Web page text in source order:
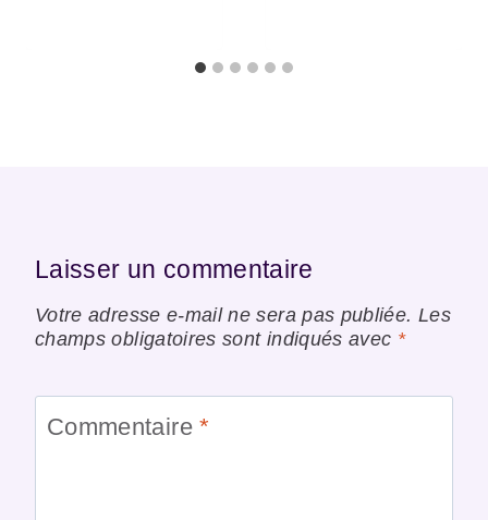
Laisser un commentaire
Votre adresse e-mail ne sera pas publiée. Les
champs obligatoires sont indiqués avec *
Commentaire*